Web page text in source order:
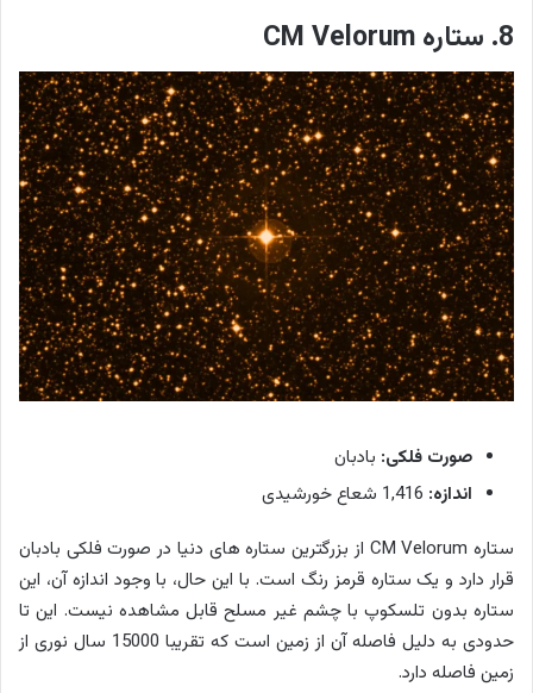
8. ستاره CM Velorum
صورت فلکی: بادبان
اندازه:
ستاره CM Velorum از بزرگترین ستاره های دنیا در صورت فلکی بادبان
قرار دارد و یک ستاره قرمز رنگ است. با این حال، با وجود اندازه آن، این
ستاره بدون تلسکوپ با چشم غیر مسلح قابل مشاهده نیست. این تا
حدودی به دلیل فاصله آن از زمین است که تقریبا 15000 سال نوری از
زمین فاصله دارد.